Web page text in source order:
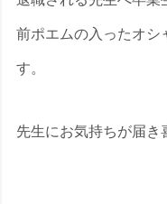
前ポエムの入ったオシ
す。
先生にお気持ちが届